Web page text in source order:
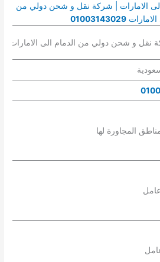
الامارات | شركة نقل و شحن دولي من
الامارات01003143029
نقل و شحن دولي من الدمام الى الامارات
المجاورة لها